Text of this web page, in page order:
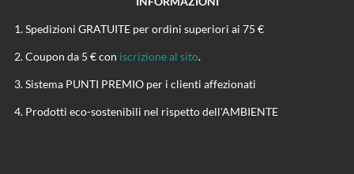
Spedizioni GRATUITE per ordini superiori ai 75 €
Coupon da 5 € con iscrizione al sito.
Sistema PUNTI PREMIO per i clienti affezionati
Prodotti eco-sostenibili nel rispetto dell'AMBIENTE